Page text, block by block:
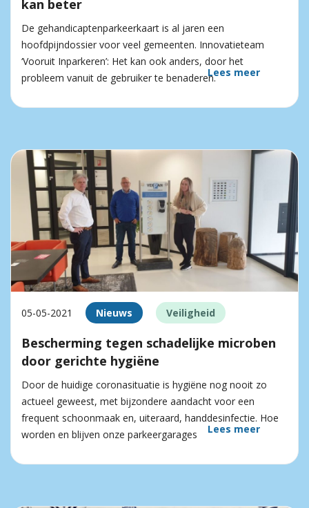
kan beter
De gehandicaptenparkeerkaart is al jaren een
hoofdpijndossier voor veel gemeenten. Innovatieteam
‘Vooruit Inparkeren’: Het kan ook anders, door het
probleem vanuit de gebruiker te benaderen.Lees meer
05-05-2021 Nieuws Veiligheid
Bescherming tegen schadelijke microben
door gerichte hygiëne
Door de huidige coronasituatie is hygiëne nog nooit zo
actueel geweest, met bijzondere aandacht voor een
frequent schoonmaak en, uiteraard, handdesinfectie. Hoe
worden en blijven onze parkeergarages
Lees meer